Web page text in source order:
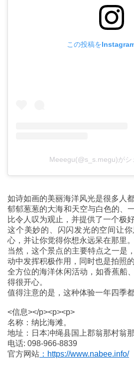
この投稿を
Meeegu(@s_s.megu)がシ
如诗如画的美丽海洋风光是很多人
郁郁葱葱的大海和天空与白色的、
比令人叹为观止，并提供了一个极好
这个美妙的、闪闪发光的空间让
心，并让你觉得你想永远呆在那里。
当然，这个景点的主要特点之一是
动中发挥积极作用，同时也是拍照的
全方位的海洋休闲活动，如香蕉船
得很开心。
值得注意的是，这种体验一年四季都
<信息></p><p><p>
名称：纳比海滩。
地址：日本冲绳县国上郡翁那村翁那
电话: 098-966-8839
官方网站 ：https://www.nabee.info/